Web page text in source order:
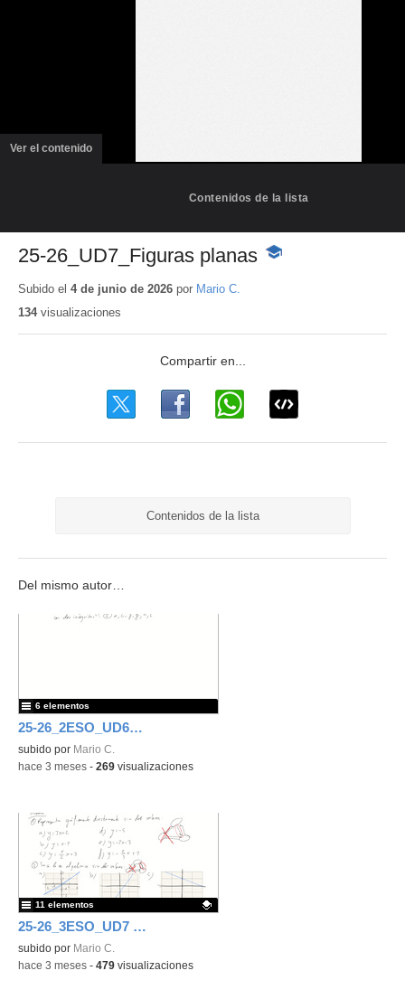
Ver el contenido
Contenidos de la lista
25-26_UD7_Figuras planas -
Subido el 4 de junio de 2026 por Mario C.
134visualizaciones
Contenidos de la lista
Del mismo autor…
25-26_2ESO_UD6_Sistemas de ecuaciones
subido por Mario C.
6 elementos
-hace 3 meses - 269 visualizaciones
25-26_3ESO_UD7 Función lineal y cuadrática
Contenido educativo.
subido por Mario C.
11 elementos
-hace 3 meses - 479 visualizaciones